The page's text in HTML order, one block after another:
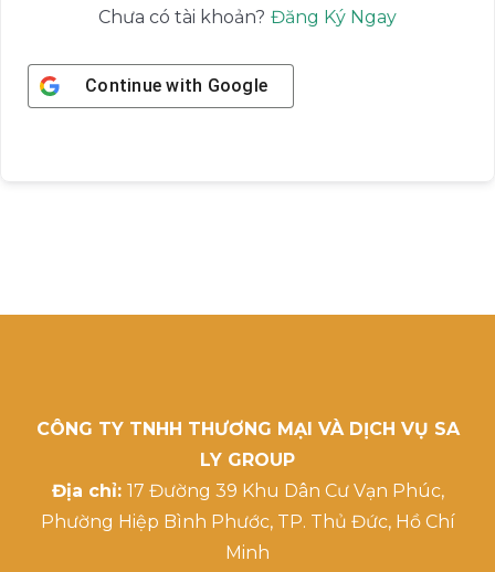
Chưa có tài khoản? Đăng Ký Ngay
Continue with Google
CÔNG TY TNHH THƯƠNG MẠI VÀ DỊCH VỤ SA
LY GROUP
Địa chỉ: 17 Đường 39 Khu Dân Cư Vạn Phúc,
Phường Hiệp Bình Phước, TP. Thủ Đức, Hồ Chí
Minh